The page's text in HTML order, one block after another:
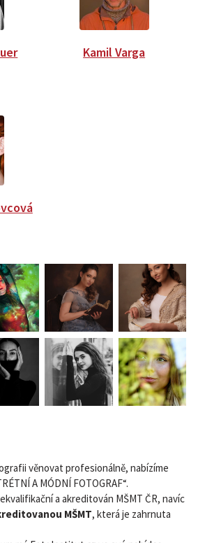
Kamil Varga
věnovat profesionálně, nabízíme
A MÓDNÍ FOTOGRAF“.
a akreditován MŠMT ČR, navíc
MŠMT, která je zahrnuta